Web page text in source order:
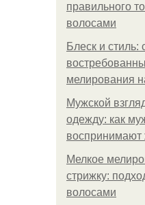
правильного
волосами
Блеск и стиль:
мелирования
Мужской
одежду: как
Мелкое
стрижку:
волосами